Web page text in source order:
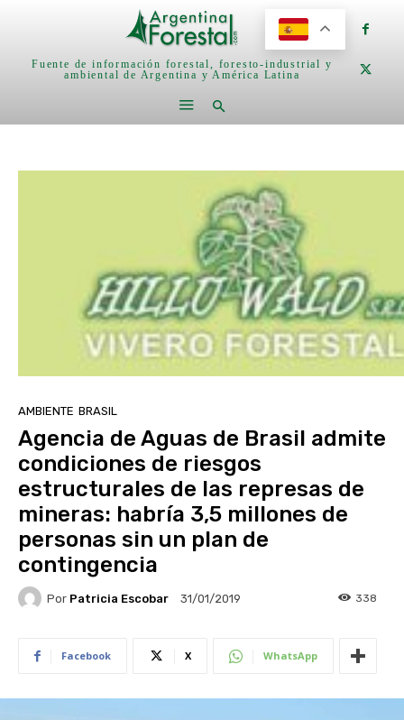
Fuente de información forestal, foresto-industrial y
ambiental de Argentina y América Latina
AMBIENTE BRASIL
Agencia de Aguas de Brasil admite
condiciones de riesgos
estructurales de las represas de
mineras: habría 3,5 millones de
personas sin un plan de
contingencia
Por Patricia Escobar 31/01/2019 338
Facebook X WhatsApp